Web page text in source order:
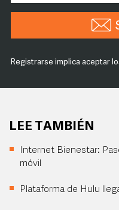
Registrarse implica aceptar
LEE TAMBIÉN
Internet Bienestar:
móvil
Plataforma de Hulu